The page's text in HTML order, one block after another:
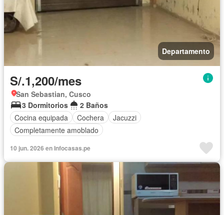
Departamento
S/.1,200/mes
San Sebastian, Cusco
3 Dormitorios
2 Baños
Cocina equipada
Cochera
Jacuzzi
Completamente amoblado
10 jun. 2026 en Infocasas.pe